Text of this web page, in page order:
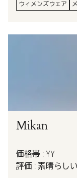
ウィメンズウェア
Mikan
価格帯 : ¥¥
評価 : 素晴らしい